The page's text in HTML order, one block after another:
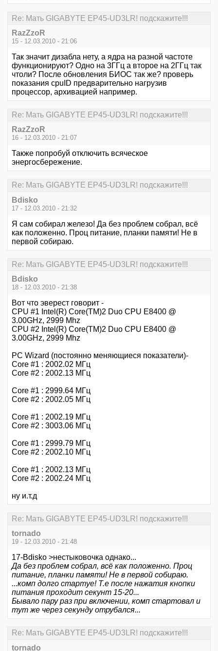
Re: Мать GIGABYTE EP45-UD3LR! подскажите!!!
RazZzoR
15 - 12.03.2010 - 21:06
Так значит дизабла нету, а ядра на разной частоте
функционируют? Одно на 3ГГц а второе на 2ГГц так
чтоли? После обновления БИОС так же? проверь
показания cpuID предварительно нагрузив
процессор, архивацией например.
Re: Мать GIGABYTE EP45-UD3LR! подскажите!!!
RazZzoR
16 - 12.03.2010 - 21:07
Также попробуй отключить всяческое
энергосбережение.
Re: Мать GIGABYTE EP45-UD3LR! подскажите!!!
Bdisko
17 - 12.03.2010 - 21:32
Я сам собирал железо! Да без проблем собрал, всё
как положенно. Проц питание, планки памяти! Не в
первой собираю.
Re: Мать GIGABYTE EP45-UD3LR! подскажите!!!
Bdisko
18 - 12.03.2010 - 21:38
Вот что эверест говорит -
CPU #1 Intel(R) Core(TM)2 Duo CPU E8400 @
3.00GHz, 2999 Mhz
CPU #2 Intel(R) Core(TM)2 Duo CPU E8400 @
3.00GHz, 2999 Mhz
PC Wizard (постоянно меняющиеся показатели)-
Core #1 : 2002.02 МГц
Core #2 : 2002.13 МГц
Core #1 : 2999.64 МГц
Core #2 : 2002.05 МГц
Core #1 : 2002.19 МГц
Core #2 : 3003.06 МГц
Core #1 : 2999.79 МГц
Core #2 : 2002.10 МГц
Core #1 : 2002.13 МГц
Core #2 : 2002.24 МГц
ну и.т.д
Re: Мать GIGABYTE EP45-UD3LR! подскажите!!!
tornado
19 - 12.03.2010 - 21:48
17-Bdisko >нестыковочка однако...
Да без проблем собрал, всё как положенно. Проц
питание, планки памяти! Не в первой собираю.
...комп долго стартуе! Т.е после нажатия кнопки
питания проходит секунт 15-20...
Бывало пару раз при включении, комп стартовал и
тут же через секунду отрубался...
Re: Мать GIGABYTE EP45-UD3LR! подскажите!!!
tornado